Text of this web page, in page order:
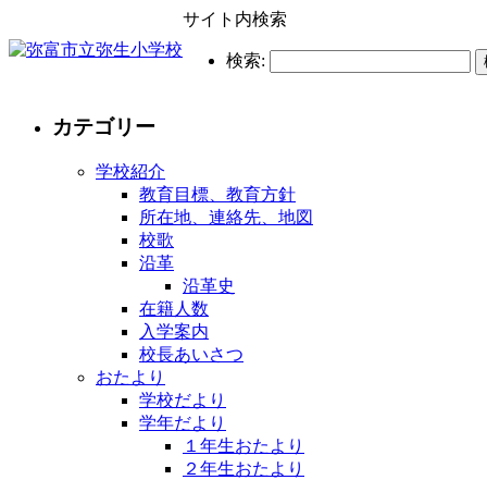
サイト内検索
検索:
カテゴリー
学校紹介
教育目標、教育方針
所在地、連絡先、地図
校歌
沿革
沿革史
在籍人数
入学案内
校長あいさつ
おたより
学校だより
学年だより
１年生おたより
２年生おたより